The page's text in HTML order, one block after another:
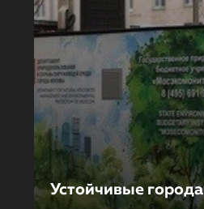
Устойчивые города